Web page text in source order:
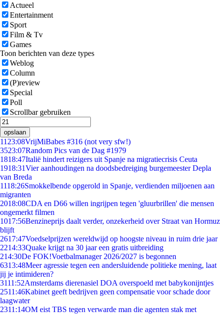
Actueel
Entertainment
Sport
Film & Tv
Games
Toon berichten van deze types
Weblog
Column
(P)review
Special
Poll
Scrollbar gebruiken
opslaan
11 23:08VrijMiBabes #316 (not very sfw!)
3523:07Random Pics van de Dag #1979
1818:47Italië hindert reizigers uit Spanje na migratiecrisis Ceuta
1918:31Vier aanhoudingen na doodsbedreiging burgemeester Depla
van Breda
1118:26Smokkelbende opgerold in Spanje, verdienden miljoenen aan
migranten
2018:08CDA en D66 willen ingrijpen tegen 'gluurbrillen' die mensen
ongemerkt filmen
1017:56Benzineprijs daalt verder, onzekerheid over Straat van Hormuz
blijft
2617:47Voedselprijzen wereldwijd op hoogste niveau in ruim drie jaar
2214:33Quake krijgt na 30 jaar een gratis uitbreiding
214:30De FOK!Voetbalmanager 2026/2027 is begonnen
6313:48Meer agressie tegen een andersluidende politieke mening, laat
jij je intimideren?
3111:52Amsterdams dierenasiel DOA overspoeld met babykonijntjes
2511:46Kabinet geeft bedrijven geen compensatie voor schade door
laagwater
2311:14OM eist TBS tegen verwarde man die agenten stak met